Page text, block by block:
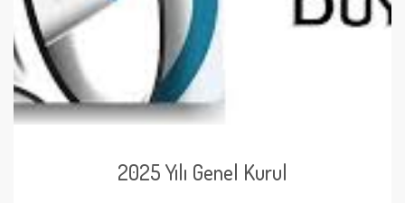
2025 Yılı Genel Kurul